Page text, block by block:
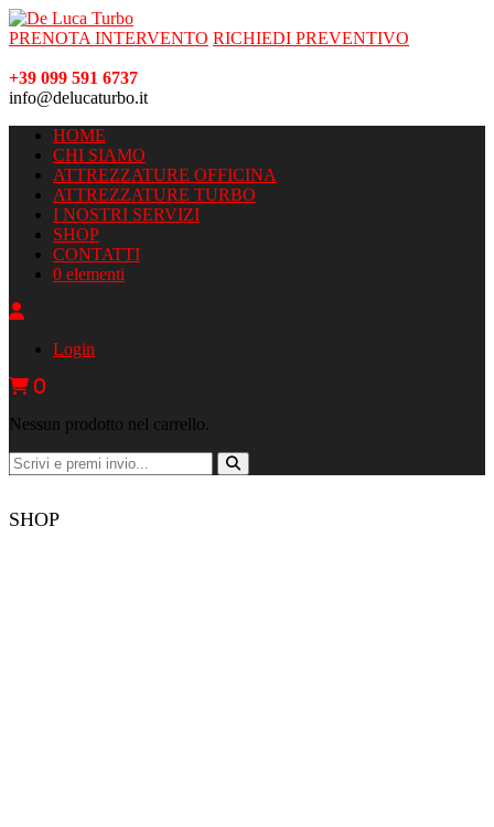
PRENOTA INTERVENTO RICHIEDI PREVENTIVO
+39 099 591 6737
info@delucaturbo.it
HOME
CHI SIAMO
ATTREZZATURE OFFICINA
ATTREZZATURE TURBO
I NOSTRI SERVIZI
SHOP
CONTATTI
0 elementi
Login
0
Nessun prodotto nel carrello.
SHOP